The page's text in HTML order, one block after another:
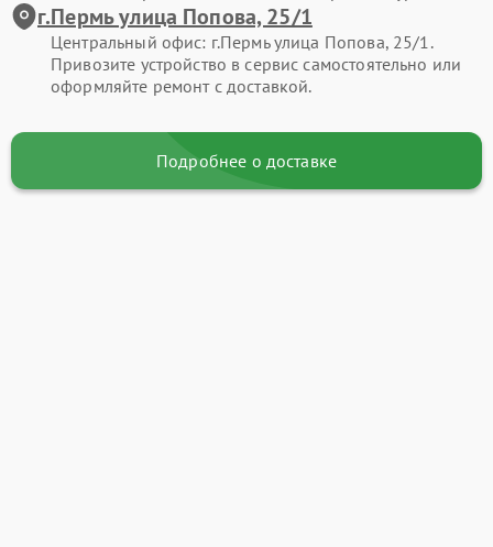
г.Пермь улица Попова, 25/1
Центральный офис: г.Пермь улица Попова, 25/1.
Привозите устройство в сервис самостоятельно или
оформляйте ремонт с доставкой.
Подробнее о доставке